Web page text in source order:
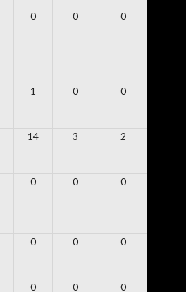
0 0 0
1 0 0
14 3 2
0 0 0
0 0 0
0 0 0